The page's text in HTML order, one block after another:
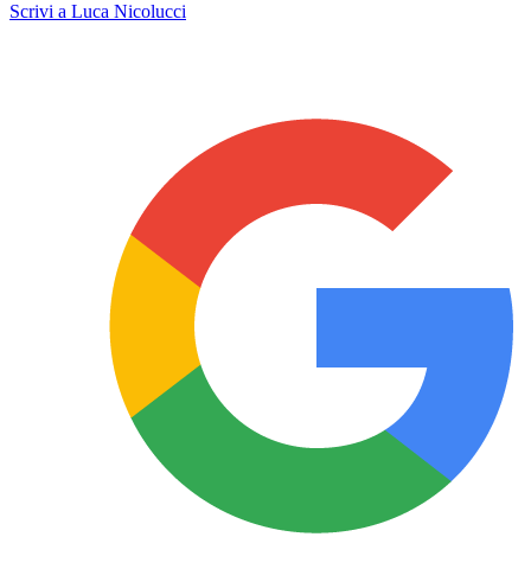
Scrivi a Luca Nicolucci